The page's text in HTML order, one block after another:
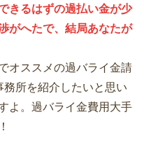
きるはずの過払い金が少
がへたで、結局あなたが
オススメの過バライ金請
所を紹介したいと思い
よ。過バライ金費用大手